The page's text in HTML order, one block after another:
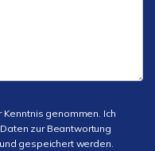
Kenntnis genommen. Ich
zur Beantwortung
gespeichert werden.